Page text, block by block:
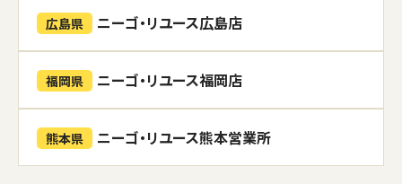
広島県 ニーゴ・リユース広島店
福岡県 ニーゴ・リユース福岡店
熊本県 ニーゴ・リユース熊本営業所